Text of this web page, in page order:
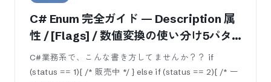
C# Enum 完全ガイド — Description 属
性 / [Flags] / 数値変換の使い分け5パタ
ーン
C#業務系で、こんな書き方してませんか？？ if
(status == 1){ /* 販売中 */ } else if (status == 2){ /* 一